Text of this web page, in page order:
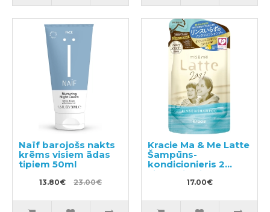
Naïf barojošs nakts
krēms visiem ādas
tipiem 50ml
13.80€ 23.00€
Kracie Ma & Me Latte
Šampūns-
kondicionieris 2
vienā pildviela 360ml
17.00€